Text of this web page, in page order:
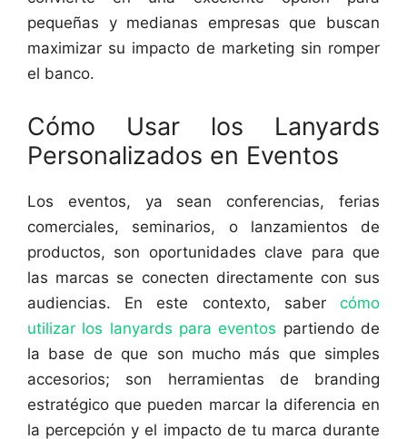
pequeñas y medianas empresas que buscan
maximizar su impacto de marketing sin romper
el banco.
Cómo Usar los Lanyards
Personalizados en Eventos
Los eventos, ya sean conferencias, ferias
comerciales, seminarios, o lanzamientos de
productos, son oportunidades clave para que
las marcas se conecten directamente con sus
audiencias. En este contexto, saber cómo
utilizar los lanyards para eventos partiendo de
la base de que son mucho más que simples
accesorios; son herramientas de branding
estratégico que pueden marcar la diferencia en
la percepción y el impacto de tu marca durante